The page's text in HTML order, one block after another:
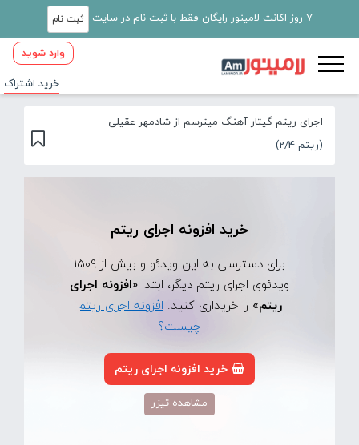
7 روز اکانت لامینور رایگان فقط با ثبت نام در سایت ثبت نام
وارد شوید
خرید اشتراک
اجرای ریتم گیتار آهنگ میترسم از شادمهر عقیلی
(ریتم 2/4)
خرید افزونه اجرای ریتم
برای دسترسی به این ویدئو و بیش از 1509
ویدئوی اجرای ریتم دیگر، ابتدا «افزونه اجرای
ریتم» را خریداری کنید.افزونه اجرای ریتم
چیست؟
خرید افزونه اجرای ریتم
مشاهده تیزر